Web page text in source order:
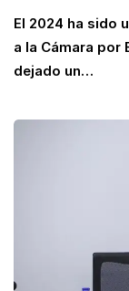
El 2024 ha sido
a la Cámara por
dejado un…